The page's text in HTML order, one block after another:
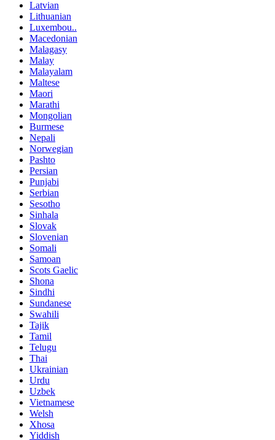
Latvian
Lithuanian
Luxembou..
Macedonian
Malagasy
Malay
Malayalam
Maltese
Maori
Marathi
Mongolian
Burmese
Nepali
Norwegian
Pashto
Persian
Punjabi
Serbian
Sesotho
Sinhala
Slovak
Slovenian
Somali
Samoan
Scots Gaelic
Shona
Sindhi
Sundanese
Swahili
Tajik
Tamil
Telugu
Thai
Ukrainian
Urdu
Uzbek
Vietnamese
Welsh
Xhosa
Yiddish